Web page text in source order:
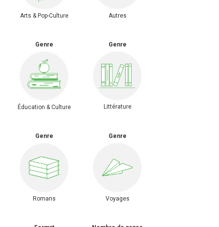
Arts & Pop-Culture Autres
Genre
Éducation & Culture
Genre
Littérature
Genre
Romans
Genre
Voyages